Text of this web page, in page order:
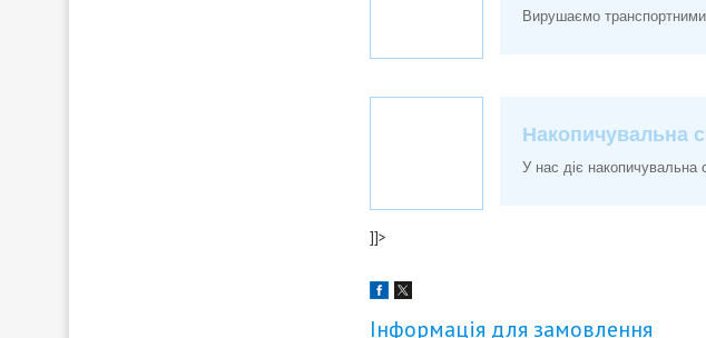
Вирушаємо
Накопичувальна
У нас діє накопичувальна
]]>
Інформація для замовлення